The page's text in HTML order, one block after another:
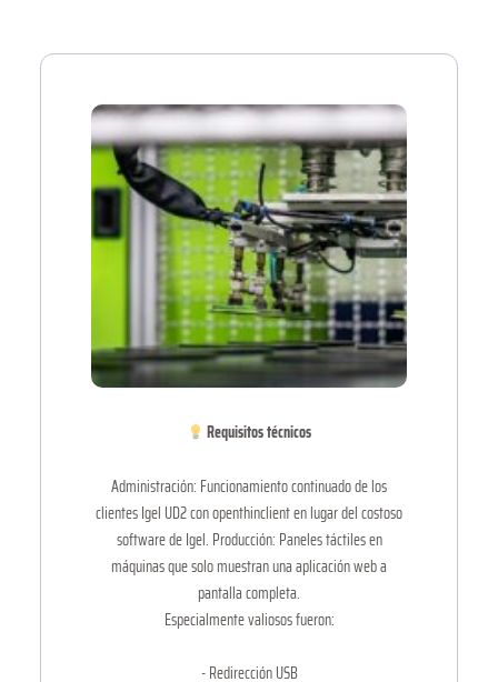
Requisitos técnicos
Administración: Funcionamiento continuado de los
clientes Igel UD2 con openthinclient en lugar del costoso
software de Igel. Producción: Paneles táctiles en
máquinas que solo muestran una aplicación web a
pantalla completa.
Especialmente valiosos fueron:
- Redirección USB